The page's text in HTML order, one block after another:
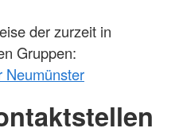
der zurzeit in
Gruppen:
Neumünster